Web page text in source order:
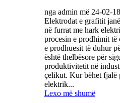
nga admin më 24-02-18
Elektrodat e grafitit
në furrat me hark
procesin e prodhimit
e prodhuesit të duhur
është thelbësore për
produktivitetit në
çelikut. Kur bëhet fjalë
elektrik...
Lexo më shumë